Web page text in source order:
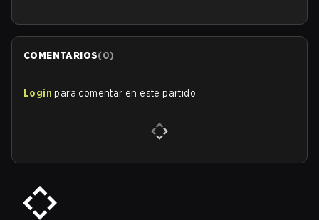
COMENTARIOS(0)
Login para comentar en este partido